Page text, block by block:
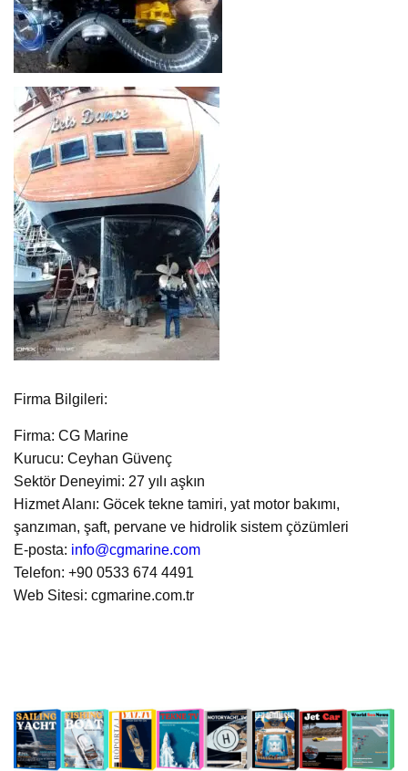
Firma Bilgileri:
Firma: CG Marine
Kurucu: Ceyhan Güvenç
Sektör Deneyimi: 27 yılı aşkın
Hizmet Alanı: Göcek tekne tamiri, yat motor bakımı,
şanzıman, şaft, pervane ve hidrolik sistem çözümleri
E-posta: info@cgmarine.com
Telefon: +90 0533 674 4491
Web Sitesi: cgmarine.com.tr